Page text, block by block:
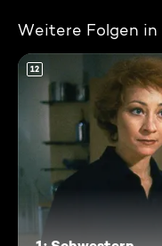
Weitere Folgen in
12